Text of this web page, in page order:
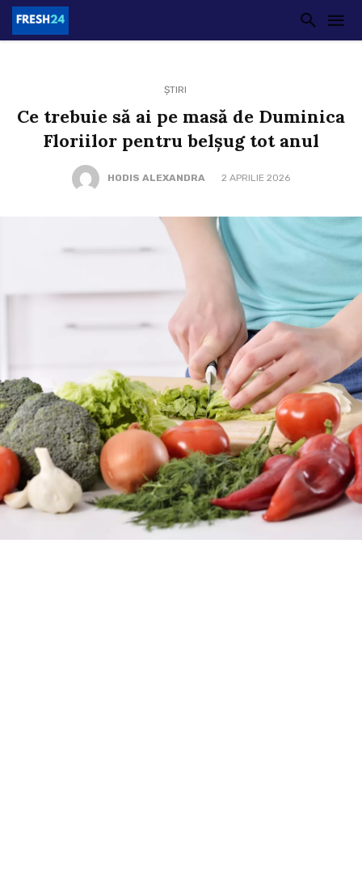
ȘTIRI
Ce trebuie să ai pe masă de Duminica
Floriilor pentru belșug tot anul
HODIS ALEXANDRA 2 APRILIE 2026